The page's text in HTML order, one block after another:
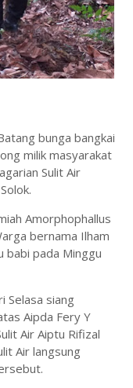
bunga bangkai
milik masyarakat
Sulit Air
Amorphophallus
bernama Ilham
babi pada Minggu
Selasa siang
Aipda Fery Y
Air Aiptu Rifizal
Air langsung